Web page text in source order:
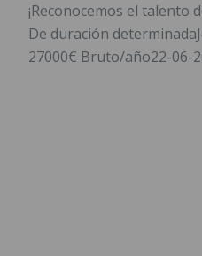
¡Reconocemos el talento
De duración
27000€ Bruto/año22-06-